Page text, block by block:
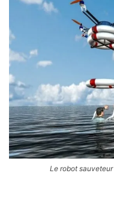
Le robot sauveteur